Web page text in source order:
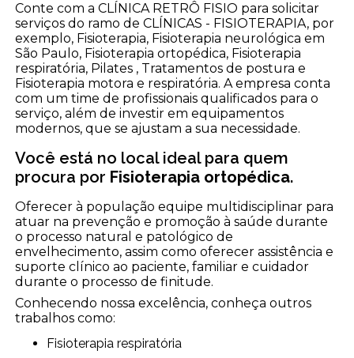
Conte com a CLÍNICA RETRÔ FISIO para solicitar
serviços do ramo de CLÍNICAS - FISIOTERAPIA, por
exemplo, Fisioterapia, Fisioterapia neurológica em
São Paulo, Fisioterapia ortopédica, Fisioterapia
respiratória, Pilates , Tratamentos de postura e
Fisioterapia motora e respiratória. A empresa conta
com um time de profissionais qualificados para o
serviço, além de investir em equipamentos
modernos, que se ajustam a sua necessidade.
Você está no local ideal para quem
procura por Fisioterapia ortopédica.
Oferecer à população equipe multidisciplinar para
atuar na prevenção e promoção à saúde durante
o processo natural e patológico de
envelhecimento, assim como oferecer assistência e
suporte clínico ao paciente, familiar e cuidador
durante o processo de finitude.
Conhecendo nossa excelência, conheça outros
trabalhos como:
Fisioterapia respiratória